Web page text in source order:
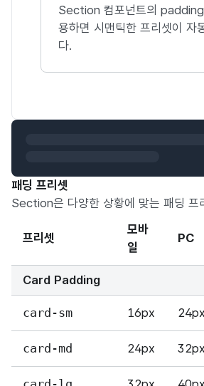
Section 컴포넌트의
용하면 시맨틱한 프리셋이 자
다.
패딩 프리셋
Section은 다양한 상황에 맞는 패딩 프
프리셋
모바
일
PC
Card Padding
card-sm 16px 24px
card-md 24px 32px